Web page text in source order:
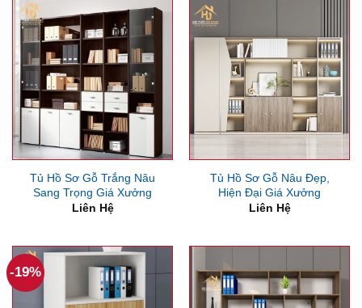
Tủ Hồ Sơ Gỗ Trắng Nâu
Sang Trọng Giá Xưởng
Liên Hệ
Tủ Hồ Sơ Gỗ Nâu Đẹp,
Hiện Đại Giá Xưởng
Liên Hệ
-19%